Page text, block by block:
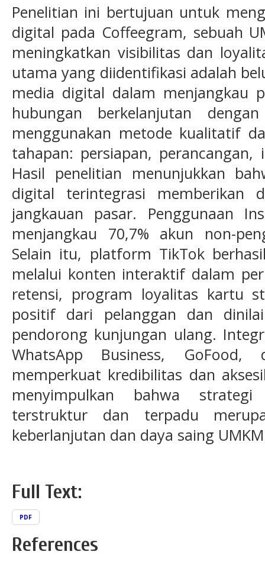
Penelitian ini bertujuan untuk
digital pada Coffeegram, sebuah
meningkatkan visibilitas dan
utama yang diidentifikasi adalah
media digital dalam menjangkau
hubungan berkelanjutan
menggunakan metode kualitatif
tahapan: persiapan,
Hasil penelitian menunjukkan
digital terintegrasi memberikan
jangkauan pasar. Penggunaan
menjangkau 70,7% akun non-
Selain itu, platform TikTok
melalui konten interaktif dalam
retensi, program loyalitas kartu
positif dari pelanggan dan
pendorong kunjungan ulang.
WhatsApp Business,
memperkuat kredibilitas dan
menyimpulkan bahwa
terstruktur dan terpadu
keberlanjutan dan daya saing
Full Text:
PDF
References